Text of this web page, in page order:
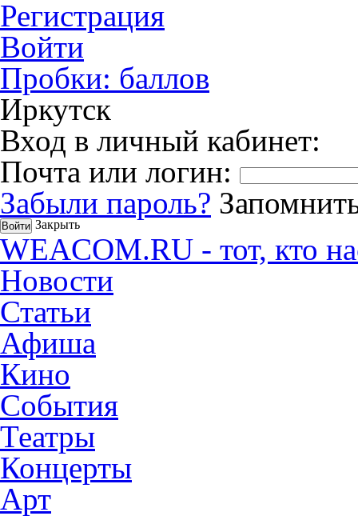
Регистрация
Войти
Пробки: баллов
Иркутск
Вход в личный кабинет:
Почта или логин:
Забыли пароль?
Закрыть
WEACOM.RU - тот, кто
Новости
Статьи
Афиша
Кино
События
Театры
Концерты
Арт